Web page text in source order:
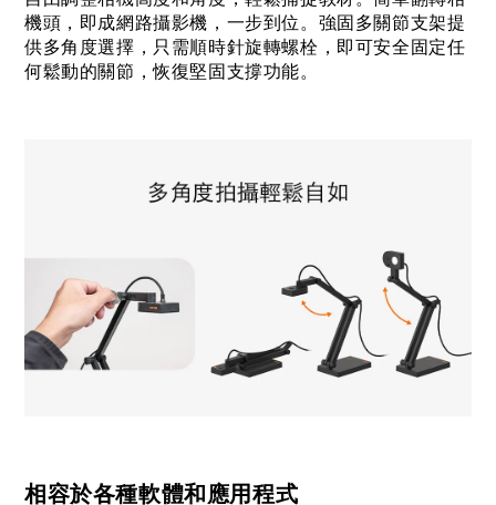
機頭，即成網路攝影機，一步到位。強固多關節支架提
供多角度選擇，只需順時針旋轉螺栓，即可安全固定任
何鬆動的關節，恢復堅固支撐功能。
相容於各種軟體和應用程式